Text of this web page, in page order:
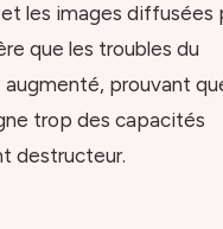
les images diffusées
que les troubles du
prouvant
trop des capacités
destructeur.